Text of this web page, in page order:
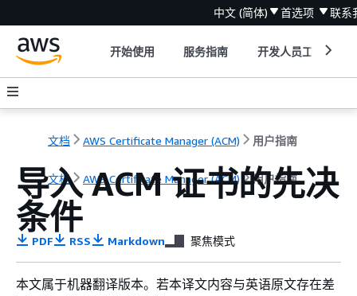
中文 (简体) 首选项 联系
开始使用 服务指南 开发人员工具
文档 AWS Certificate Manager (ACM) 用户指南
文档 AWS Certificate Manager (ACM) 用户指南
导入 ACM 证书的先决
条件
PDF RSS Markdown 聚焦模式
本文属于机器翻译版本。若本译文内容与英语原文存在差